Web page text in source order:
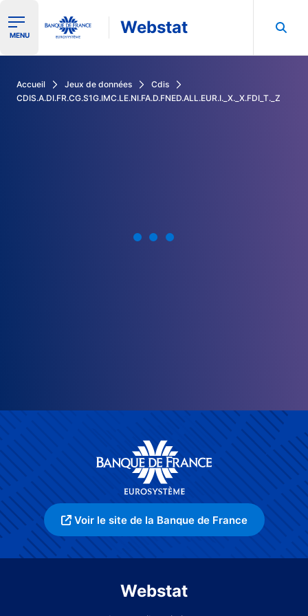
Ouvrir le menu de navigation
MENU Webstat
Accueil Jeux de données
Cdis
CDIS.A.DI.FR.CG.S1G.IMC.LE.NI.FA.D.FNED.ALL.EUR.I._X._X.FDI_T._Z
Voir le site de la Banque de France
Webstat